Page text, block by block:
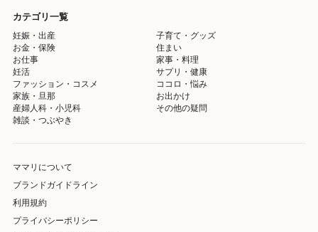
カテゴリ一覧
妊娠・出産
子育て・グッズ
お金・保険
住まい
お仕事
家事・料理
妊活
サプリ・健康
ファッション・コスメ
ココロ・悩み
家族・旦那
お出かけ
産婦人科・小児科
その他の疑問
雑談・つぶやき
ママリについて
ブランドガイドライン
利用規約
プライバシーポリシー